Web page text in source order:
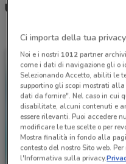
Ultime offerte del
Ci importa della tua privacy
Noi e i nostri 1012partner
come i dati di navigazione gli o
Selezionando Accetto, abiliti le
supportino gli scopi mostrati
dati da fornire". Nel caso in cui
disabilitate, alcuni contenuti e
essere rilevanti. Puoi accedere
modificare le tue scelte o per
Mostra finalità in fondo alla
contesto del nostro Sito web.
l'Informativa sulla privacy.